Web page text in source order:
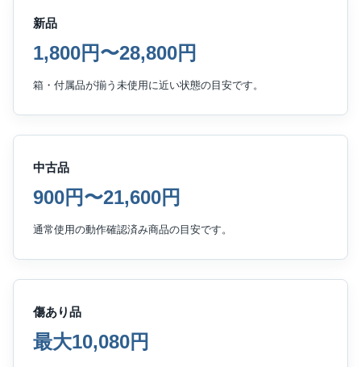
新品
1,800円〜28,800円
箱・付属品が揃う未使用に近い状態の目安です。
中古品
900円〜21,600円
通常使用の動作確認済み商品の目安です。
傷あり品
最大10,080円